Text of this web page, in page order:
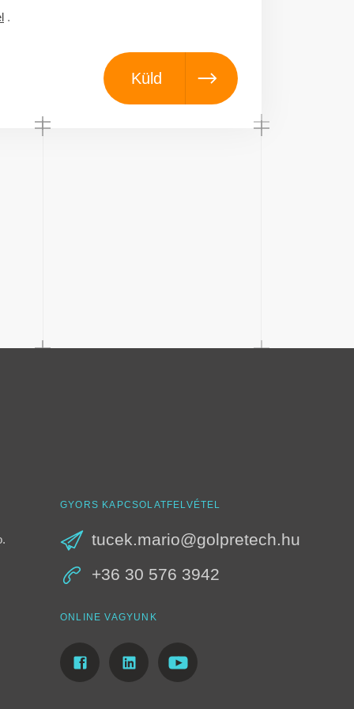
.
Küld
GYORS KAPCSOLATFELVÉTEL
tucek.mario@golpretech.hu
+36 30 576 3942
ONLINE VAGYUNK